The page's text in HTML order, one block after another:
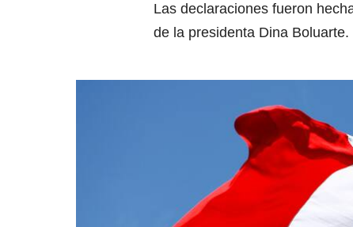
Las declaraciones fueron
de la presidenta Dina Boluarte.